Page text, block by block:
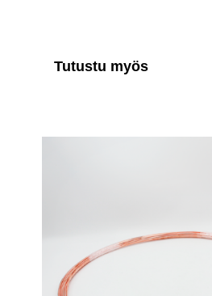
Tutustu myös